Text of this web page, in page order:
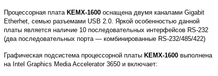
Процессорная плата KEMX-1600 оснащена двумя каналами Gigabit
Etherhet, семью разъемами USB 2.0. Яркой особенностью данной
платы является наличие 10 последовательных интерфейсов RS-232
(два последовательных порта — комбинированные RS-232/485/422)
Графическая подсистема процессорной платы KEMX-1600 выполнена
на Intel Graphics Media Accelerator 3650 и включает: